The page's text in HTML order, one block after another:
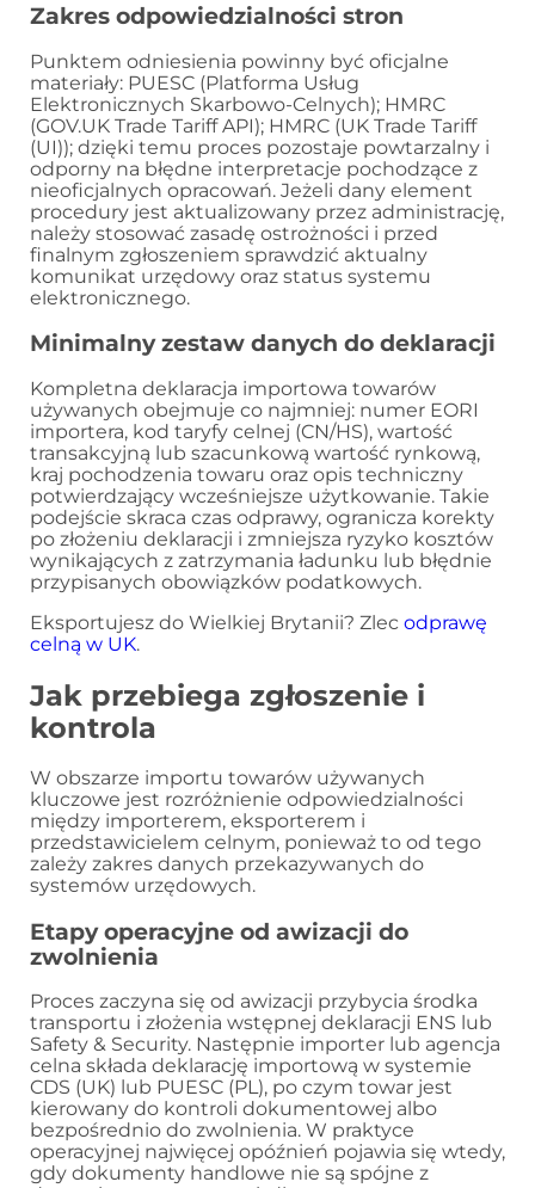
Zakres odpowiedzialności stron
Punktem odniesienia powinny być oficjalne
materiały: PUESC (Platforma Usług
Elektronicznych Skarbowo-Celnych); HMRC
(GOV.UK Trade Tariff API); HMRC (UK Trade Tariff
(UI)); dzięki temu proces pozostaje powtarzalny i
odporny na błędne interpretacje pochodzące z
nieoficjalnych opracowań. Jeżeli dany element
procedury jest aktualizowany przez administrację,
należy stosować zasadę ostrożności i przed
finalnym zgłoszeniem sprawdzić aktualny
komunikat urzędowy oraz status systemu
elektronicznego.
Minimalny zestaw danych do deklaracji
Kompletna deklaracja importowa towarów
używanych obejmuje co najmniej: numer EORI
importera, kod taryfy celnej (CN/HS), wartość
transakcyjną lub szacunkową wartość rynkową,
kraj pochodzenia towaru oraz opis techniczny
potwierdzający wcześniejsze użytkowanie. Takie
podejście skraca czas odprawy, ogranicza korekty
po złożeniu deklaracji i zmniejsza ryzyko kosztów
wynikających z zatrzymania ładunku lub błędnie
przypisanych obowiązków podatkowych.
Eksportujesz do Wielkiej Brytanii? Zlec odprawę
celną w UK.
Jak przebiega zgłoszenie i
kontrola
W obszarze importu towarów używanych
kluczowe jest rozróżnienie odpowiedzialności
między importerem, eksporterem i
przedstawicielem celnym, ponieważ to od tego
zależy zakres danych przekazywanych do
systemów urzędowych.
Etapy operacyjne od awizacji do
zwolnienia
Proces zaczyna się od awizacji przybycia środka
transportu i złożenia wstępnej deklaracji ENS lub
Safety & Security. Następnie importer lub agencja
celna składa deklarację importową w systemie
CDS (UK) lub PUESC (PL), po czym towar jest
kierowany do kontroli dokumentowej albo
bezpośrednio do zwolnienia. W praktyce
operacyjnej najwięcej opóźnień pojawia się wtedy,
gdy dokumenty handlowe nie są spójne z